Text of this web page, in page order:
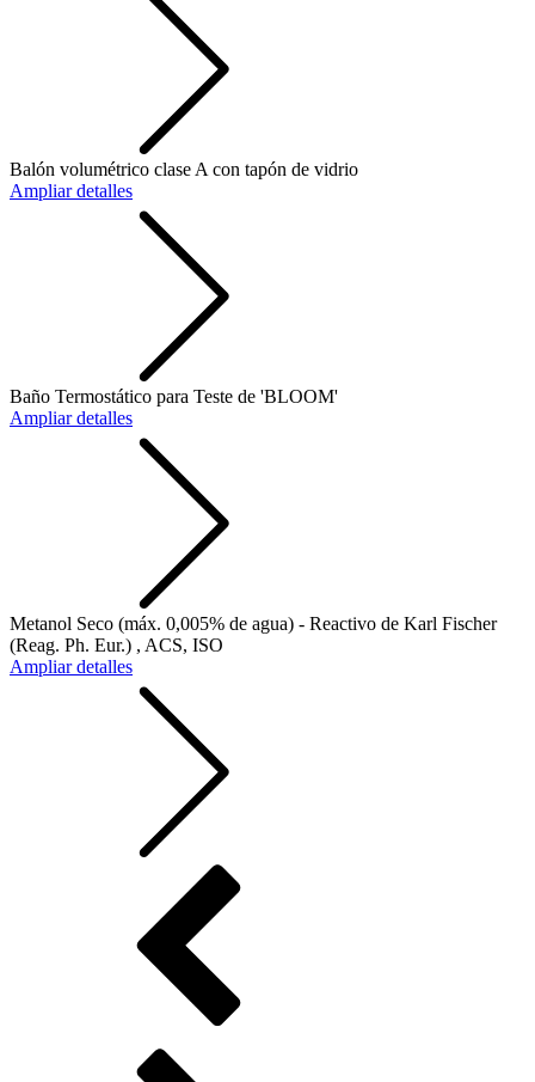
Balón volumétrico clase A con tapón de vidrio
Ampliar detalles
Baño Termostático para Teste de 'BLOOM'
Ampliar detalles
Metanol Seco (máx. 0,005% de agua) - Reactivo de Karl Fischer
(Reag. Ph. Eur.) , ACS, ISO
Ampliar detalles